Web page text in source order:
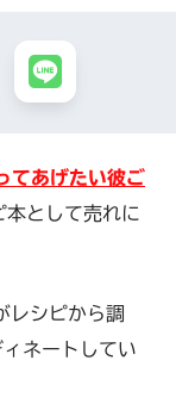
てあげたい彼ご
本として売れに
レシピから調
ネートしてい